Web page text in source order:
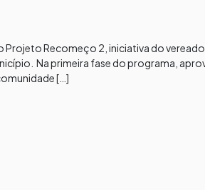
Projeto Recomeço 2, iniciativa do
Na primeira fase do programa,
[…]